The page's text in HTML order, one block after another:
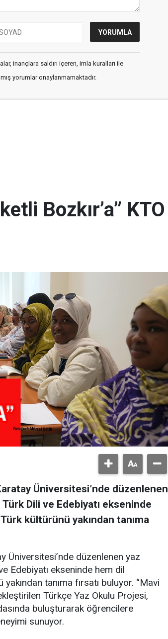
inançlara saldırı içeren, imla kuralları ile
yorumlar onaylanmamaktadır.
Bozkır’a” KTO
Üniversitesi’nde düzenlenen
Dili ve Edebiyatı ekseninde
kültürünü yakından tanıma
Üniversitesi’nde düzenlenen yaz
Edebiyatı ekseninde hem dil
tanıma fırsatı buluyor. “Mavi
Türkçe Yaz Okulu Projesi,
buluşturarak öğrencilere
sunuyor.